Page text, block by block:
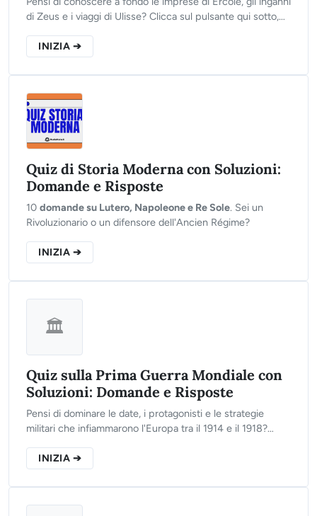
di Zeus e i viaggi di Ulisse? Clicca sul pulsante qui sotto,
vero esperto di miti greci!
INIZIA ➔
Quiz di Storia Moderna con Soluzioni:
Domande e Risposte
10 domande su Lutero, Napoleone e Re Sole. Sei un
Rivoluzionario o un difensore dell'Ancien Régime?
INIZIA ➔
🏛️
Quiz sulla Prima Guerra Mondiale con
Soluzioni: Domande e Risposte
Pensi di dominare le date, i protagonisti e le strategie
militari che infiammarono l'Europa tra il 1914 e il 1918?
nostro test interattivo e scopri il tuo reale livello di
preparazione storica!
INIZIA ➔